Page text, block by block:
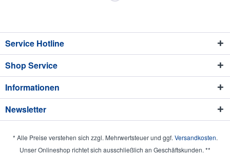
Service Hotline
Shop Service
Informationen
Newsletter
* Alle Preise verstehen sich zzgl. Mehrwertsteuer und ggf. Versandkosten.
Unser Onlineshop richtet sich ausschließlich an Geschäftskunden. **